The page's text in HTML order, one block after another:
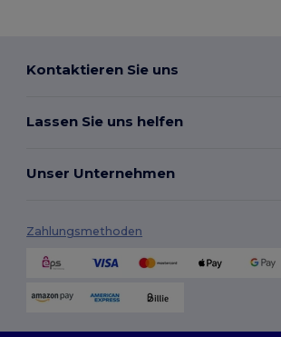
Kontaktieren Sie uns
Lassen Sie uns helfen
Unser Unternehmen
Zahlungsmethoden